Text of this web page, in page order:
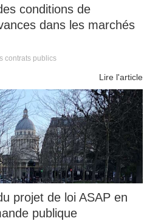
conditions de
dans les marchés
contrats publics
Lire l'article
projet de loi ASAP en
publique